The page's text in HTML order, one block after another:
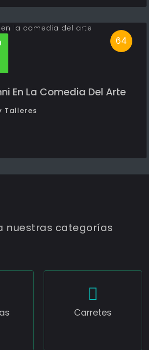
64
En La Comedia Del Arte
Talleres
nuestras categorías
Carretes